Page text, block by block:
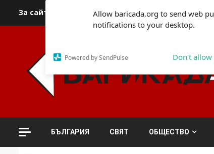
Allow baricada.org to send web
notifications to your desktop.
Powered by SendPulse Don't allow
За сайта За контакти За реклама
БЪЛГАРИЯ СВЯТ ОБЩЕСТВО